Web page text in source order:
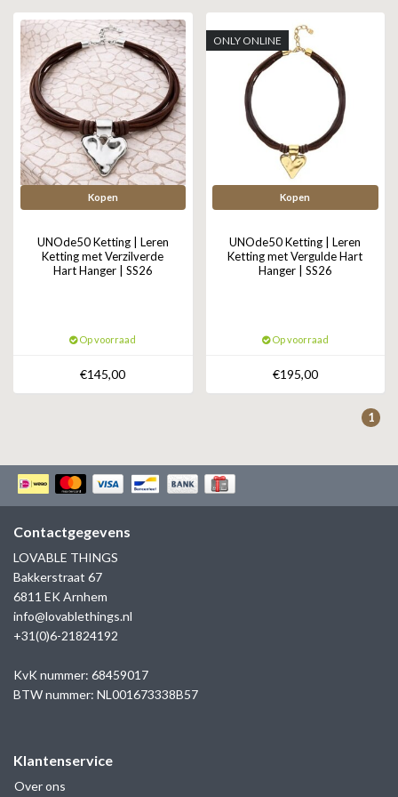
GNOES
YMALA
REBEL & ROSE
SILK | SALE
KARMA
KAPTEN & SON
SER INTREPIDA | SS25
HORLOGE
SALE
CADEAU MAN
CADEAUTJES TOT € 50
CADEAUTJES TOT € 100
CADEAUTJES VANAF € 100
BLOG
Kopen
UNOde50 Ketting | Leren
Ketting met Verzilverde
Hart Hanger | SS26
Op voorraad
€145,00
ONLY ONLINE
Kopen
UNOde50 Ketting | Leren
Ketting met Vergulde Hart
Hanger | SS26
Op voorraad
€195,00
1
Contactgegevens
LOVABLE THINGS
Bakkerstraat 67
6811 EK Arnhem
info@lovablethings.nl
+31(0)6-21824192
KvK nummer: 68459017
BTW nummer: NL001673338B57
Klantenservice
Over ons